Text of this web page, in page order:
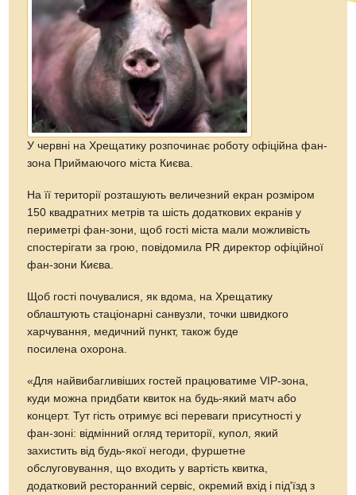
У червні на Хрещатику розпочинає роботу офіційна фан-
зона Приймаючого міста Києва.
На її території розташують величезний екран розміром
150 квадратних метрів та шість додаткових екранів у
периметрі фан-зони, щоб гості міста мали можливість
спостерігати за грою, повідомила PR директор офіційної
фан-зони Києва.
Щоб гості почувалися, як вдома, на Хрещатику
облаштують стаціонарні санвузли, точки швидкого
харчування, медичний пункт, також буде
посилена охорона.
«Для найвибагливіших гостей працюватиме VIP-зона,
куди можна придбати квиток на будь-який матч або
концерт. Тут гість отримує всі переваги присутності у
фан-зоні: відмінний огляд території, купол, який
захистить від будь-якої негоди, фуршетне
обслуговування, що входить у вартість квитка,
додатковий ресторанний сервіс, окремий вхід і під'їзд з